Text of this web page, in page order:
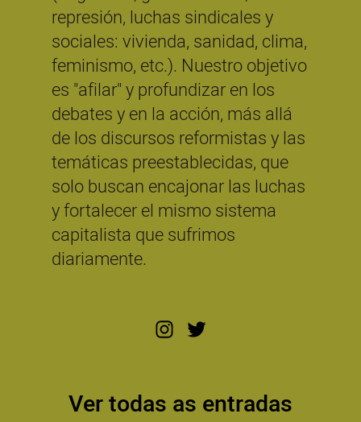
represión, luchas sindicales y
sociales: vivienda, sanidad, clima,
feminismo, etc.). Nuestro objetivo
es "afilar" y profundizar en los
debates y en la acción, más allá
de los discursos reformistas y las
temáticas preestablecidas, que
solo buscan encajonar las luchas
y fortalecer el mismo sistema
capitalista que sufrimos
diariamente.
Ver todas as entradas